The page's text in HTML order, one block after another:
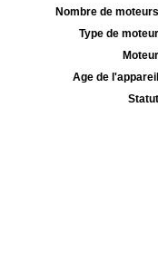
Nombre de
Type de
Age de